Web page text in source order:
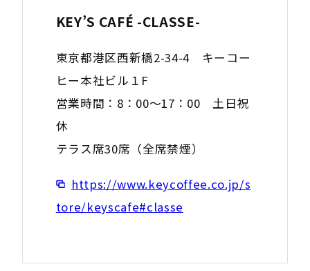
KEY’S CAFÉ -CLASSE-
東京都港区西新橋2-34-4 キーコー
ヒー本社ビル１F
営業時間：8：00〜17：00 土日祝
休
テラス席30席（全席禁煙）
https://www.keycoffee.co.jp/s
tore/keyscafe#classe